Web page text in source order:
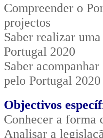
Compreender o
projectos
Saber realizar
Portugal 2020
Saber
pelo Portugal 2020
Objectivos
Conhecer a forma
Analisar a